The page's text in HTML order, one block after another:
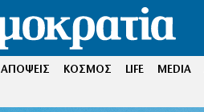
ΑΠΟΨΕΙΣ ΚΟΣΜΟΣ LIFE MEDIA